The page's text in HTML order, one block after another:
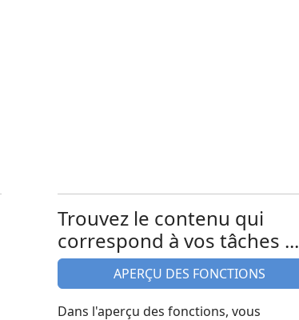
Trouvez le contenu qui
correspond à vos tâches ...
APERÇU DES FONCTIONS
Dans l'aperçu des fonctions, vous